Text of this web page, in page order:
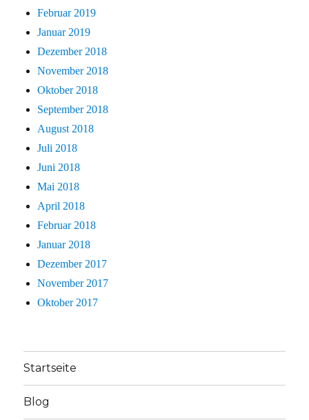
Februar 2019
Januar 2019
Dezember 2018
November 2018
Oktober 2018
September 2018
August 2018
Juli 2018
Juni 2018
Mai 2018
April 2018
Februar 2018
Januar 2018
Dezember 2017
November 2017
Oktober 2017
Startseite
Blog